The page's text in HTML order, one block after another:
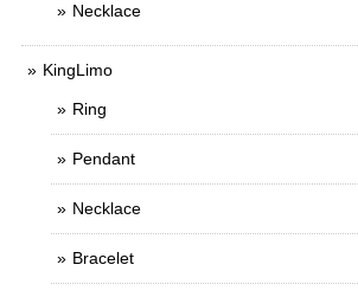
Necklace
KingLimo
Ring
Pendant
Necklace
Bracelet